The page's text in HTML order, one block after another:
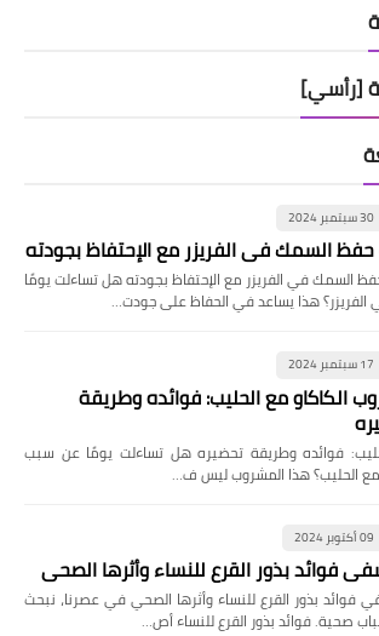
[رأسي]
30 سبتمبر 2024
السمك في الفريزر مع الإحتفاظ بجودته
السمك في الفريزر مع الإحتفاظ بجودته هل تساءلت يومًا
هذا يساعد في الحفاظ على جودت…
17 سبتمبر 2024
الكاكاو مع الحليب: فوائده وطريقة
فوائده وطريقة تحضيره هل تساءلت يومًا عن سبب
الحليب؟ هذا المشروب ليس ف…
09 أكتوبر 2024
فوائد بذور القرع للنساء وأثرها الصحي
فوائد بذور القرع للنساء وأثرها الصحي في عصرنا، نبحث
صحية. فوائد بذور القرع للنساء أص…